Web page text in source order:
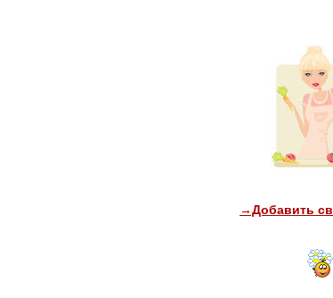
→Добавить